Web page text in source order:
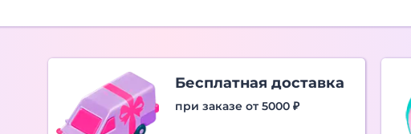
Бесплатная доставка
при заказе от 5000 ₽